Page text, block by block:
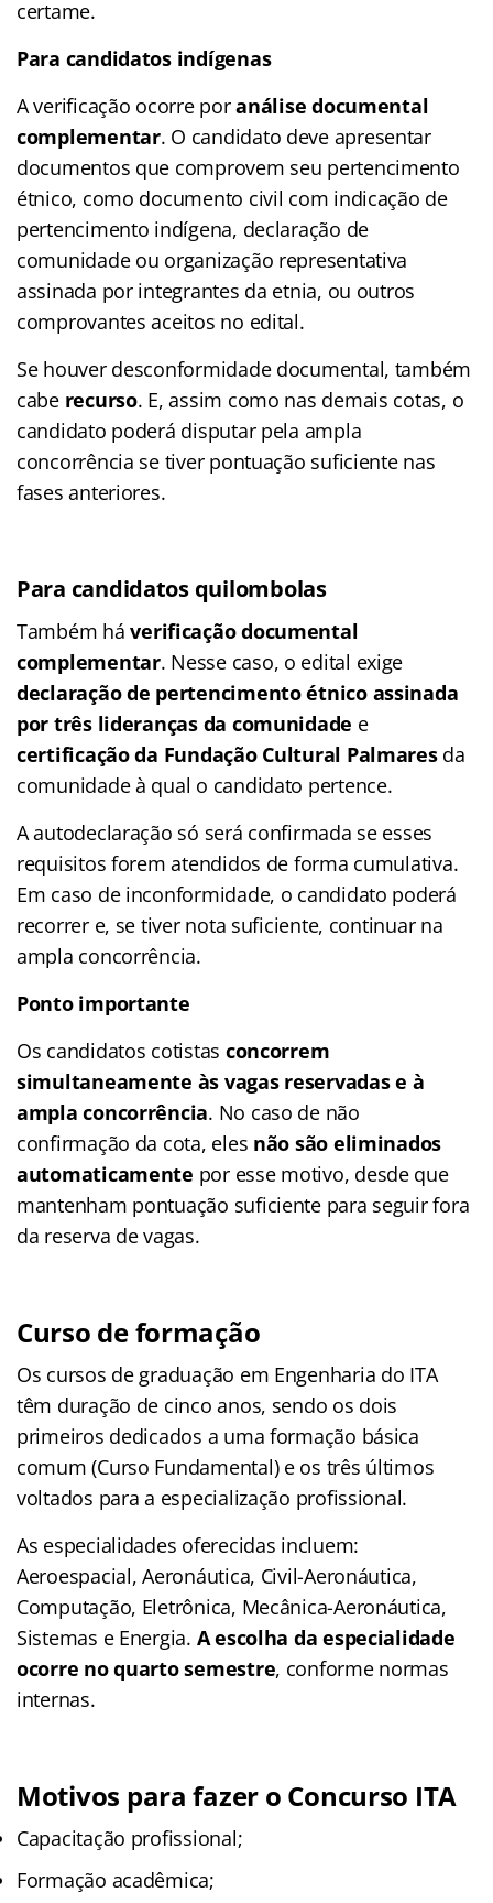
certame.
Para candidatos indígenas
A verificação ocorre poranálise documental
complementar. O candidato deve apresentar
documentos que comprovem seu pertencimento
étnico, como documento civil com indicação de
pertencimento indígena, declaração de
comunidade ou organização representativa
assinada por integrantes da etnia, ou outros
comprovantes aceitos no edital.
Se houver desconformidade documental, também
cabe recurso. E, assim como nas demais cotas, o
candidato poderá disputar pela ampla
concorrência se tiver pontuação suficiente nas
fases anteriores.
Para candidatos quilombolas
Também háverificação documental
complementar. Nesse caso, o edital exige
declaração de pertencimento étnico assinada
por três lideranças da comunidade e
certificação da Fundação Cultural Palmaresda
comunidade à qual o candidato pertence.
A autodeclaração só será confirmada se esses
requisitos forem atendidos de forma cumulativa.
Em caso de inconformidade, o candidato poderá
recorrer e, se tiver nota suficiente, continuar na
ampla concorrência.
Ponto importante
Os candidatos cotistas concorrem
simultaneamente às vagas reservadas e à
ampla concorrência. No caso de não
confirmação da cota, eles não são eliminados
automaticamente por esse motivo, desde que
mantenham pontuação suficiente para seguir fora
da reserva de vagas.
Curso de formação
Os cursos de graduação em Engenharia do ITA
têm duração de cinco anos, sendo os dois
primeiros dedicados a uma formação básica
comum (Curso Fundamental) e os três últimos
voltados para a especialização profissional.
As especialidades oferecidas incluem:
Aeroespacial, Aeronáutica, Civil-Aeronáutica,
Computação, Eletrônica, Mecânica-Aeronáutica,
Sistemas e Energia. A escolha da especialidade
ocorre no quarto semestre, conforme normas
internas.
Motivos para fazer o Concurso ITA
Capacitação profissional;
Formação acadêmica;